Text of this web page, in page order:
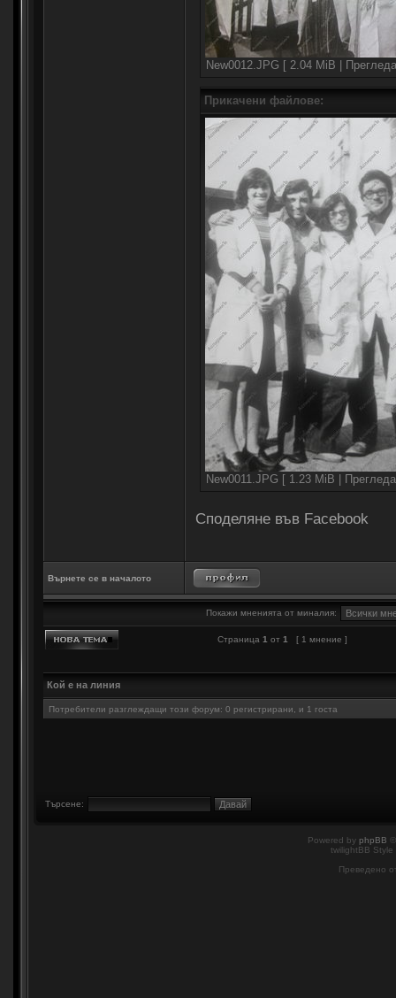
New0012.JPG [ 2.04 MiB |
Прикачени файлове:
New0011.JPG [ 1.23 MiB |
Споделяне във Facebook
Върнете се в началото
Покажи мненията от миналия:
Страница 1 от 1 [ 1 мнение ]
Кой е на линия
Потребители разглеждащи този форум: 0 регистрирани, и 1 госта
Търсене:
Powered by phpBB
twilightBB
Преведено